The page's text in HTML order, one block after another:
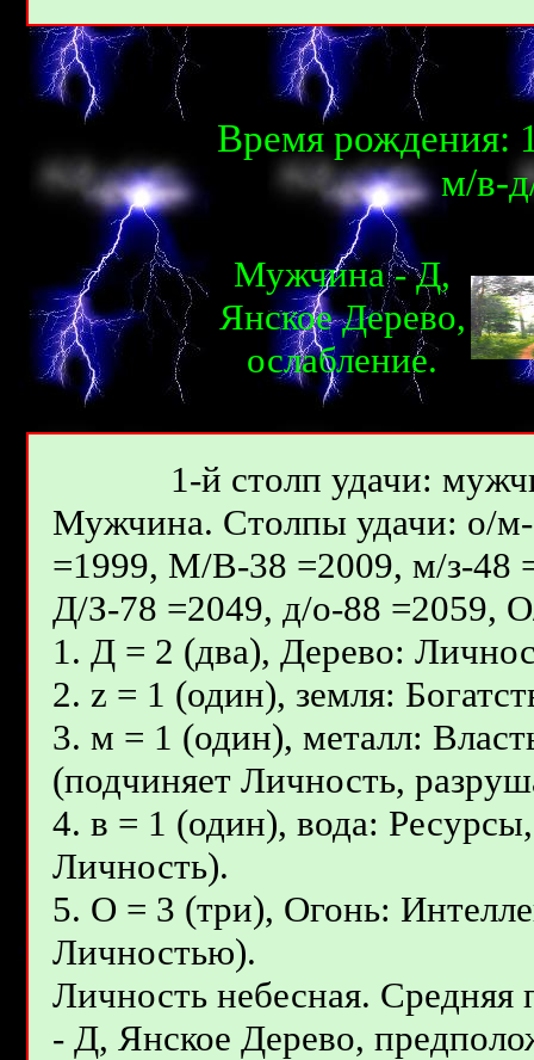
Время рождения:
м/в-
Мужчина - Д,
Янcкое Дерево,
ослабление.
1-й столп удачи:
Мужчина. Столпы удачи: о/м-
=1999, М/В-38 =2009, м/з-48
Д/З-78 =2049, д/о-88 =2059,
1. Д = 2 (два), Дерево:
2. z = 1 (один), земля:
3. м = 1 (один), металл:
(подчиняет Личность,
4. в = 1 (один), вода:
Личность).
5. О = 3 (три), Огонь:
Личностью).
Личность небесная.
- Д, Янcкое Дерево,